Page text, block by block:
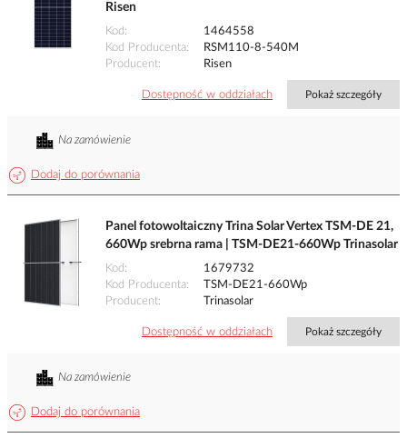
Risen
Kod
1464558
Kod Producenta
RSM110-8-540M
Producent
Risen
Dostępność w oddziałach Pokaż szczegóły
Dodaj do porównania
Na zamówienie
Panel fotowoltaiczny Trina Solar Vertex TSM-DE 21,
660Wp srebrna rama | TSM-DE21-660Wp Trinasolar
Kod
1679732
Kod Producenta
TSM-DE21-660Wp
Producent
Trinasolar
Dostępność w oddziałach Pokaż szczegóły
Dodaj do porównania
Na zamówienie